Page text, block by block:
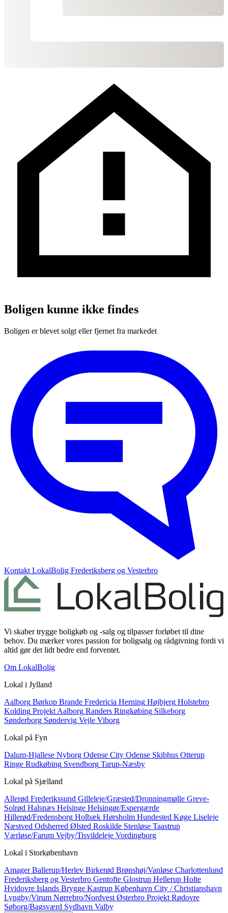
Boligen kunne ikke findes
Boligen er blevet solgt eller fjernet fra markedet
Kontakt LokalBolig Frederiksberg og Vesterbro
Vi skaber trygge boligkøb og -salg og tilpasser forløbet til dine
behov. Du mærker vores passion for boligsalg og rådgivning fordi vi
altid gør det lidt bedre end forventet.
Om LokalBolig
Lokal i Jylland
Aalborg Børkop Brande Fredericia Herning Højbjerg Holstebro
Kolding Projekt Aalborg Randers Ringkøbing Silkeborg
Sønderborg Søndervig Vejle Viborg
Lokal på Fyn
Dalum-Hjallese Nyborg Odense City Odense Skibhus Otterup
Ringe Rudkøbing Svendborg Tarup-Næsby
Lokal på Sjælland
Allerød Frederikssund Gilleleje/Græsted/Dronningmølle Greve-
Solrød Halsnæs Helsinge Helsingør/Espergærde
Hillerød/Fredensborg Holbæk Hørsholm Hundested Køge Liseleje
Næstved Odsherred Ølsted Roskilde Stenløse Taastrup
Værløse/Farum Vejby/Tisvildeleje Vordingborg
Lokal i Storkøbenhavn
AmagerBallerup/Herlev Birkerød Brønshøj/Vanløse Charlottenlund
Frederiksberg og Vesterbro Gentofte Glostrup Hellerup Holte
Hvidovre Islands Brygge Kastrup København City / Christianshavn
Lyngby/Virum Nørrebro/Nordvest Østerbro Projekt Rødovre
Søborg/Bagsværd Sydhavn Valby